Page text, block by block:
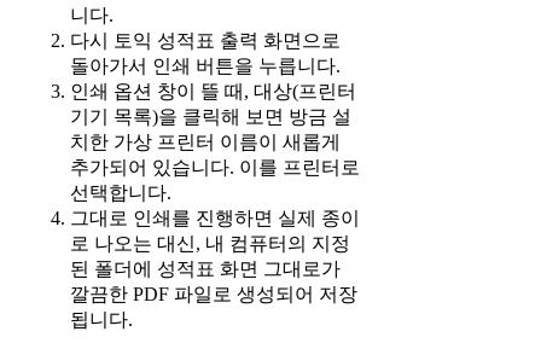
니다.
다시 토익 성적표 출력 화면으로
돌아가서 인쇄 버튼을 누릅니다.
인쇄 옵션 창이 뜰 때, 대상(프린터
기기 목록)을 클릭해 보면 방금 설
치한 가상 프린터 이름이 새롭게
추가되어 있습니다. 이를 프린터로
선택합니다.
그대로 인쇄를 진행하면 실제 종이
로 나오는 대신, 내 컴퓨터의 지정
된 폴더에 성적표 화면 그대로가
깔끔한 PDF 파일로 생성되어 저장
됩니다.